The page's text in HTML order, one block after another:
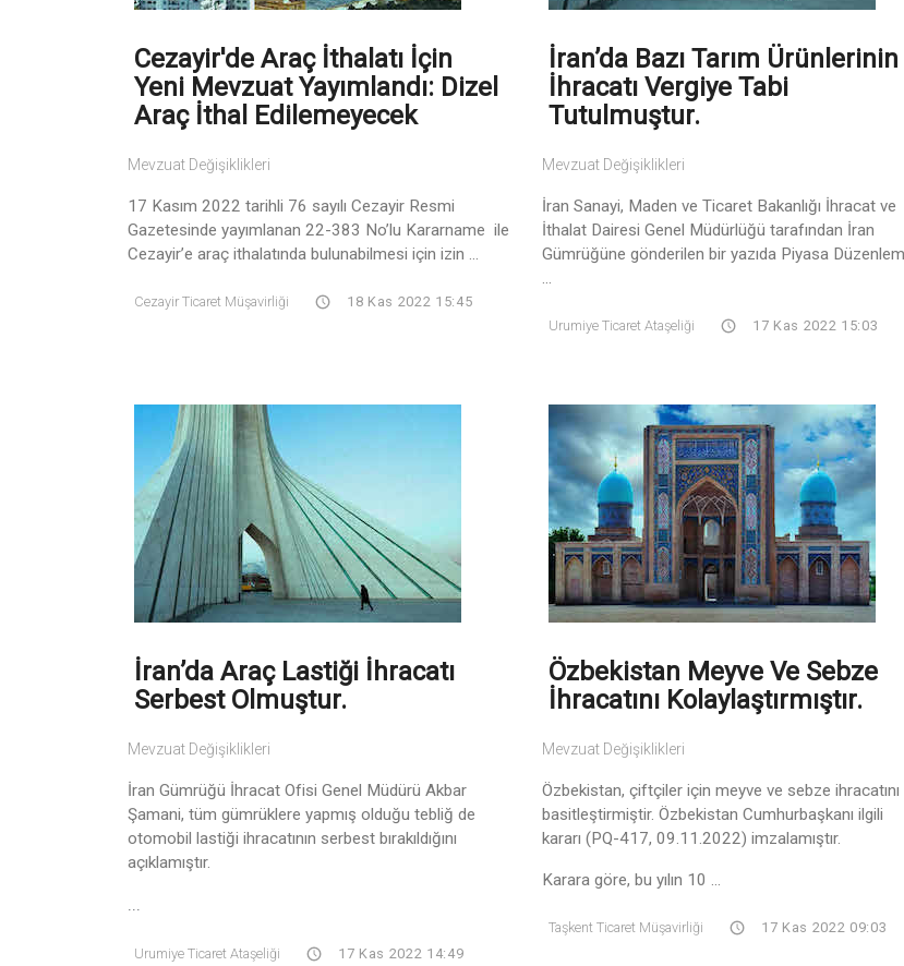
Cezayir'de Araç İthalatı İçin
Yeni Mevzuat Yayımlandı: Dizel
Araç İthal Edilemeyecek
Mevzuat Değişiklikleri
17 Kasım 2022 tarihli 76 sayılı Cezayir Resmi
Gazetesinde yayımlanan 22-383 No’lu Kararname ile
Cezayir’e araç ithalatında bulunabilmesi için izin ...
Cezayir Ticaret Müşavirliği 18 Kas 2022 15:45
İran’da Bazı Tarım Ürünlerinin
İhracatı Vergiye Tabi
Tutulmuştur.
Mevzuat Değişiklikleri
İran Sanayi, Maden ve Ticaret Bakanlığı İhracat ve
İthalat Dairesi Genel Müdürlüğü tarafından İran
Gümrüğüne gönderilen bir yazıda Piyasa
Urumiye Ticaret Ataşeliği 17 Kas 2022 15:03
İran’da Araç Lastiği İhracatı
Serbest Olmuştur.
Mevzuat Değişiklikleri
İran Gümrüğü İhracat Ofisi Genel Müdürü Akbar
Şamani, tüm gümrüklere yapmış olduğu tebliğ de
otomobil lastiği ihracatının serbest bırakıldığını
açıklamıştır.
Urumiye Ticaret Ataşeliği 17 Kas 2022 14:49
Özbekistan Meyve Ve Sebze
İhracatını Kolaylaştırmıştır.
Mevzuat Değişiklikleri
Özbekistan, çiftçiler için meyve ve sebze ihracatını
basitleştirmiştir. Özbekistan Cumhurbaşkanı ilgili
kararı (PQ-417, 09.11.2022) imzalamıştır.
Karara göre, bu yılın 10 ...
Taşkent Ticaret Müşavirliği 17 Kas 2022 09:03